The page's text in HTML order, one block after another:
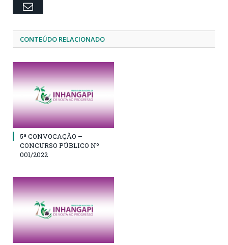
Email
CONTEÚDO RELACIONADO
5ª CONVOCAÇÃO –
CONCURSO PÚBLICO Nº
001/2022